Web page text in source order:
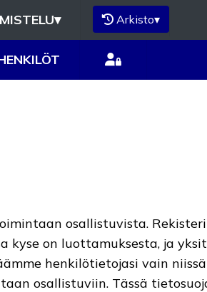
▾ Arkisto▾
osallistuvista.
kyse on luottamuksesta, ja
henkilötietojasi vain
osallistuviin. Tässä